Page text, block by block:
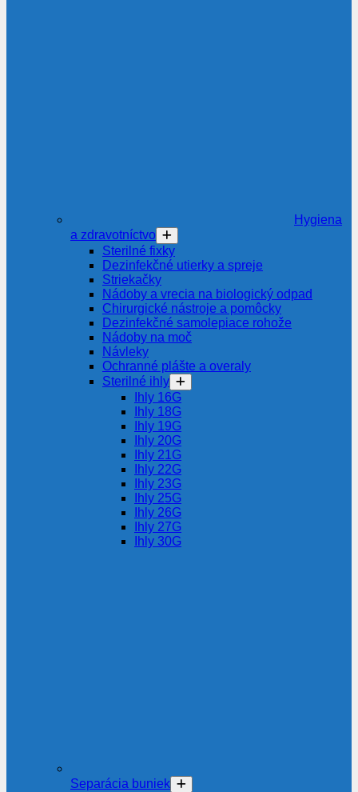
Hygiena
a zdravotníctvo
Sterilné fixky
Dezinfekčné utierky a spreje
Striekačky
Nádoby a vrecia na biologický odpad
Chirurgické nástroje a pomôcky
Dezinfekčné samolepiace rohože
Nádoby na moč
Návleky
Ochranné plášte a overaly
Sterilné ihly
Ihly 16G
Ihly 18G
Ihly 19G
Ihly 20G
Ihly 21G
Ihly 22G
Ihly 23G
Ihly 25G
Ihly 26G
Ihly 27G
Ihly 30G
Separácia buniek